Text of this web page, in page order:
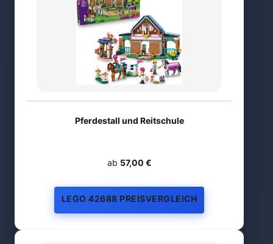
Pferdestall und Reitschule
ab 57,00 €
LEGO 42688 PREISVERGLEICH